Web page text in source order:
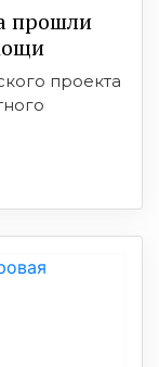
прошли
проекта